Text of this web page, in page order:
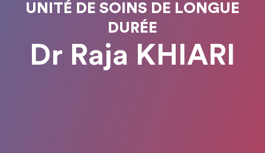
UNITÉ DE SOINS DE LONGUE
DURÉE
Dr Raja KHIARI